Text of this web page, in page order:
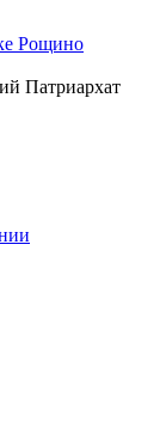
Рощино
Патриархат